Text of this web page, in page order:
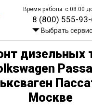
Время работы: с 08:00
8 (800) 555-93-
Выбрать сервис
дизельных
Москве